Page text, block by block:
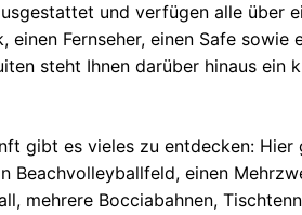
und verfügen alle über
einen Fernseher, einen Safe sowie
steht Ihnen darüber hinaus ein
gibt es vieles zu entdecken: Hier
Beachvolleyballfeld, einen
mehrere Bocciabahnen,